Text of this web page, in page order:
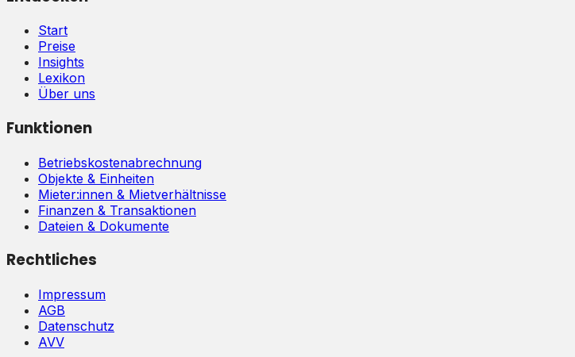
Start
Preise
Insights
Lexikon
Über uns
Funktionen
Betriebskostenabrechnung
Objekte & Einheiten
Mieter:innen & Mietverhältnisse
Finanzen & Transaktionen
Dateien & Dokumente
Rechtliches
Impressum
AGB
Datenschutz
AVV